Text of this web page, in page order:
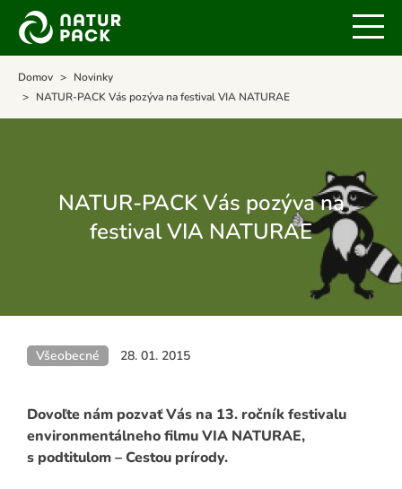
Domov
Novinky
NATUR-PACK Vás pozýva na festival VIA NATURAE
NATUR-PACK Vás pozýva na
festival VIA NATURAE
Všeobecné 28. 01. 2015
Dovoľte nám pozvať Vás na 13. ročník festivalu
environmentálneho filmu VIA NATURAE,
s podtitulom – Cestou prírody.